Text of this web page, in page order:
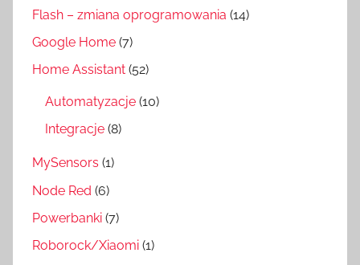
Flash – zmiana oprogramowania (14)
Google Home (7)
Home Assistant (52)
Automatyzacje (10)
Integracje (8)
MySensors (1)
Node Red (6)
Powerbanki (7)
Roborock/Xiaomi (1)